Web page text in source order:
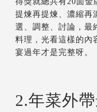
提煉再提煉、濃縮再
選、調整、討論，最
料理，光看這樣的內
宴過年才是完整呀。
2.年菜外